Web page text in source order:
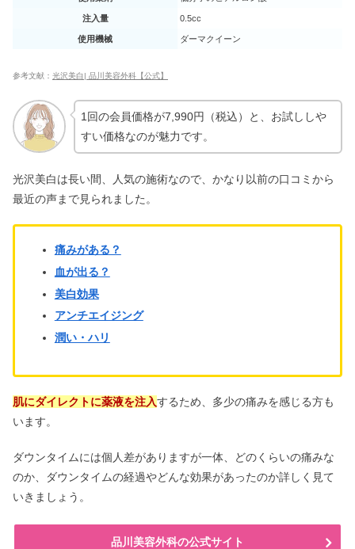
アクネクリニックのポテンツァの口コ
マワハンガーをやめた理由＆デメリッ
ト｜濡れた服だと劣化でベタベタす
る？
エアドッグは怪しい？ミニ・空気清浄
機の評判｜効果ないは嘘？
注入量 0.5cc
使用機械 ダーマクイーン
参考文献： 光沢美白| 品川美容外科【公式】
1回の会員価格が7,990円（税込）と、お試ししや
すい価格なのが魅力です。
光沢美白は長い間、人気の施術なので、かなり以前の口コミから
最近の声まで見られました。
痛みがある？
血が出る？
美白効果
アンチエイジング
潤い・ハリ
肌にダイレクトに薬液を注入するため、多少の痛みを感じる方も
います。
ダウンタイムには個人差がありますが一体、どのくらいの痛みな
のか、ダウンタイムの経過やどんな効果があったのか詳しく見て
いきましょう。
品川美容外科の公式サイト